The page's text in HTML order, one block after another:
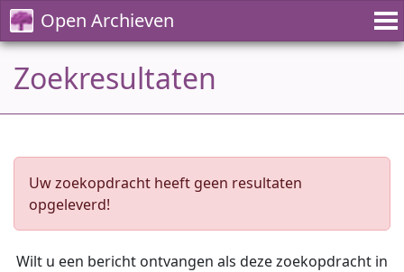
Open Archieven
Zoekresultaten
Uw zoekopdracht heeft geen resultaten
opgeleverd!
Wilt u een bericht ontvangen als deze zoekopdracht in